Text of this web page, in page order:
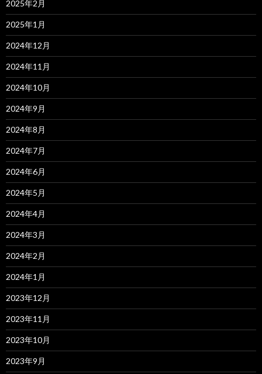
2025年2月
2025年1月
2024年12月
2024年11月
2024年10月
2024年9月
2024年8月
2024年7月
2024年6月
2024年5月
2024年4月
2024年3月
2024年2月
2024年1月
2023年12月
2023年11月
2023年10月
2023年9月